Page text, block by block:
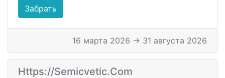
Забрать
16 марта 2026 → 31 августа 2026
Https://semicvetic.com